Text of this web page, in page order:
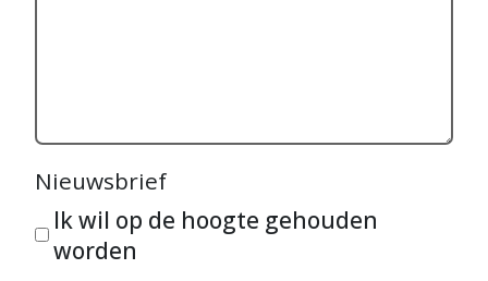
Nieuwsbrief
Ik wil op de hoogte gehouden
worden